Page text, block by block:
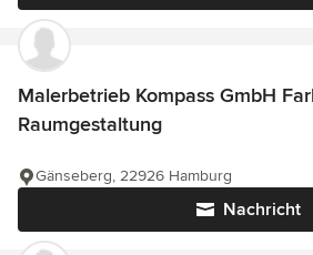
Malerbetrieb Kompass GmbH
Raumgestaltung
Nachricht
Gänseberg, 22926 Hamburg